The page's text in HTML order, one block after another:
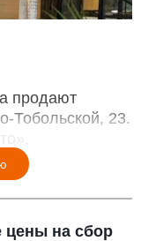
продают
Тобольской, 23.
цены на сбор